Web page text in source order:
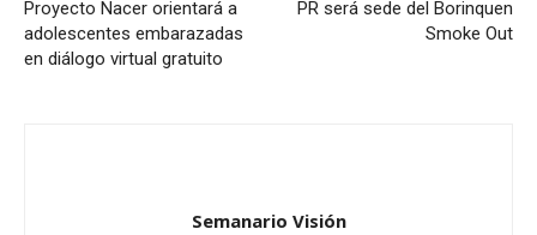
Proyecto Nacer orientará a
adolescentes embarazadas
en diálogo virtual gratuito
PR será sede del Borinquen
Smoke Out
Semanario Visión